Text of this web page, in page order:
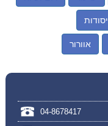
יסודות
אוורור
04-8678417